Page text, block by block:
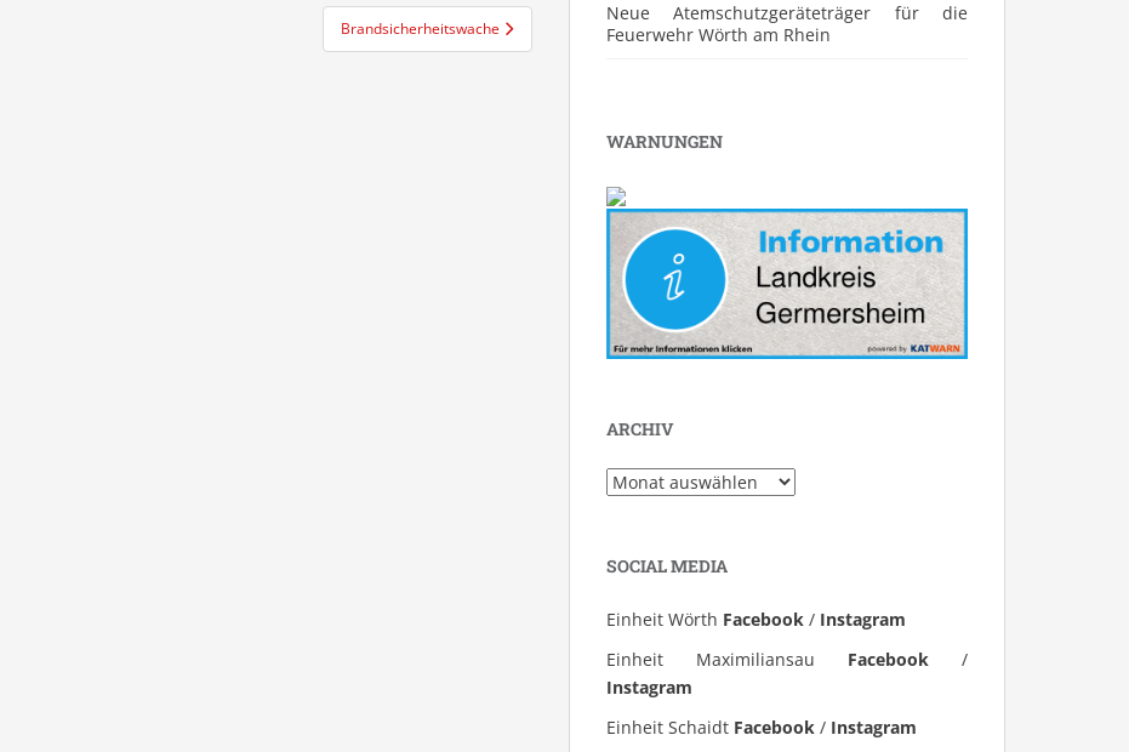
Brandsicherheitswache
Neue Atemschutzgeräteträger für die
Feuerwehr Wörth am Rhein
WARNUNGEN
ARCHIV
Archiv
SOCIAL MEDIA
Einheit Wörth Facebook / Instagram
Einheit Maximiliansau Facebook /
Instagram
Einheit Schaidt Facebook / Instagram